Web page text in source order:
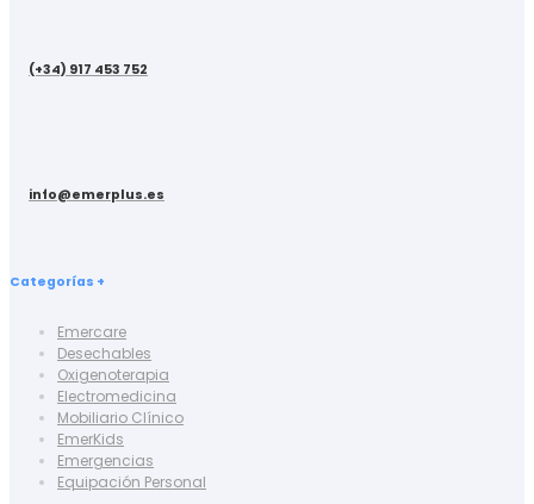
(+34) 917 453 752
info@emerplus.es
Categorías +
Emercare
Desechables
Oxigenoterapia
Electromedicina
Mobiliario Clínico
EmerKids
Emergencias
Equipación Personal